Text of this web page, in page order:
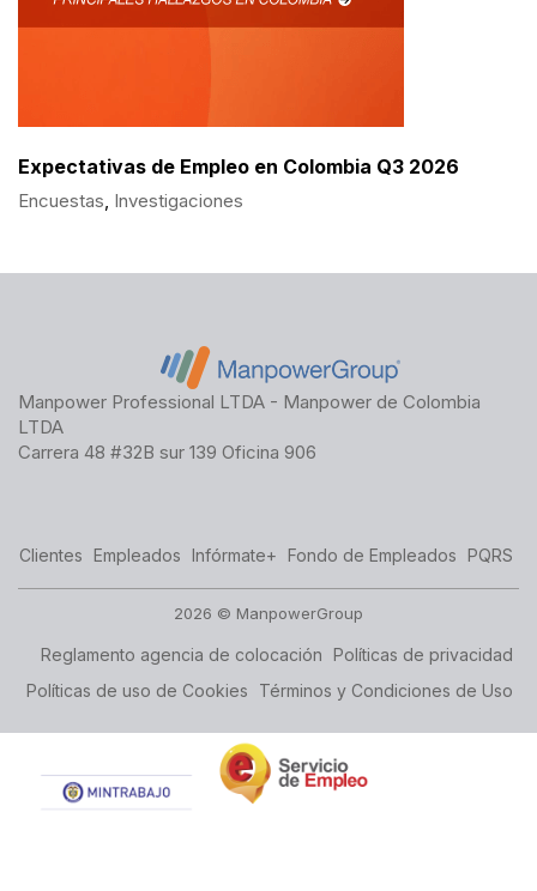
Expectativas de Empleo en Colombia Q3 2026
Encuestas, Investigaciones
Manpower Professional LTDA - Manpower de Colombia
LTDA
Carrera 48 #32B sur 139 Oficina 906
Clientes Empleados Infórmate+ Fondo de Empleados PQRS
2026 © ManpowerGroup
Reglamento agencia de colocación Políticas de privacidad
Políticas de uso de Cookies
Términos y Condiciones de Uso